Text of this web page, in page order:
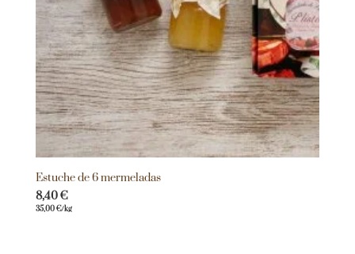
Estuche de 6 mermeladas
8,40€
35,00€/kg